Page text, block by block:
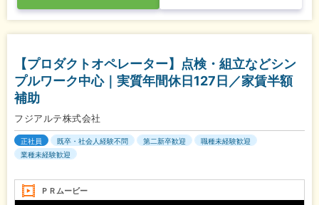
【プロダクトオペレーター】点検・組立などシン
プルワーク中心｜実質年間休日127日／家賃半額
補助
フジアルテ株式会社
正社員 既卒・社会人経験不問 第二新卒歓迎
職種未経験歓迎
業種未経験歓迎
ＰＲムービー